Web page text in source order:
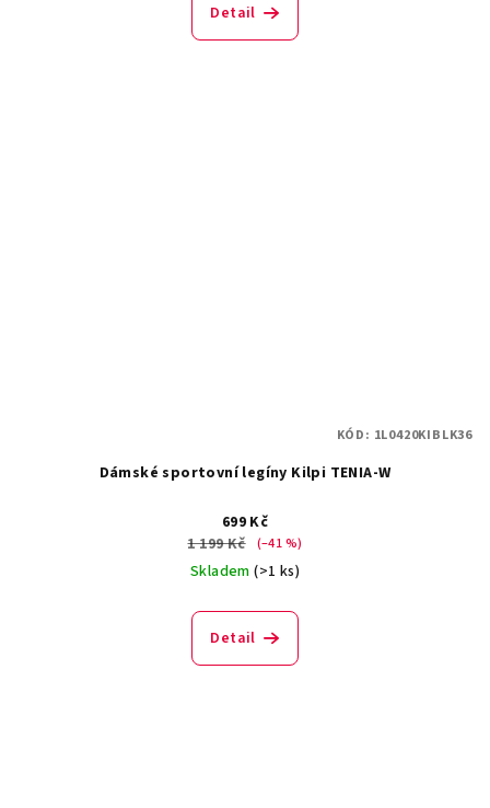
Detail
Dámské sportovní legíny Kilpi TENIA-W
699 Kč
1 199 Kč
(–41 %)
Skladem(>1 ks)
Detail
KÓD: 1L0420KIBLK36